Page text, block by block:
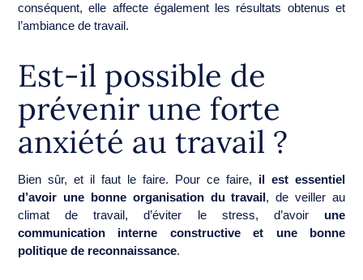
conséquent, elle affecte également les résultats obtenus et
l’ambiance de travail.
Est-il possible de
prévenir une forte
anxiété au travail ?
Bien sûr, et il faut le faire. Pour ce faire, il est essentiel
d’avoir une bonne organisation du travail, de veiller au
climat de travail, d’éviter le stress, d’avoir une
communication interne constructive et une bonne
politique de reconnaissance.